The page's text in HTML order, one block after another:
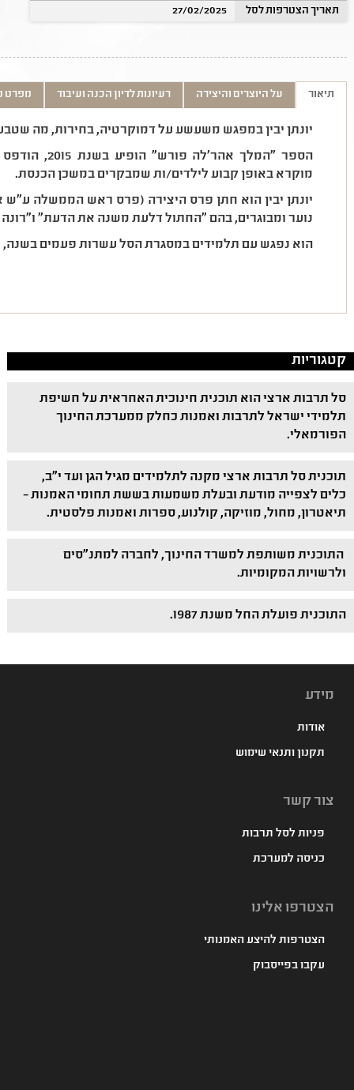
תאריך הצטרפות לסל
27/02/2025
תיאור על היוצרים והיצירה רעיונות לדיון הכנה ועיבוד מפרט
יונתן יבין במפגש משעשע על דמוקרטיה, בחירות, מה
הספר "המלך
מוקרא באופן קבוע לילדים/ות שמבקרים במשכן הכנסת.
נוער ומבוגרים, בהם "החתול דלעת משנה את הדעת"
הוא נפגש עם תלמידים במסגרת הסל עשרות פעמים
קטגוריות
סל תרבות ארצי הוא תוכנית חינוכית האחראית על חשיפת
תלמידי ישראל לתרבות ואמנות כחלק ממערכת החינוך
הפורמאלי.
תוכנית סל תרבות ארצי מקנה לתלמידים מגיל הגן ועד י"ב,
כלים לצפייה מודעת ובעלת משמעות בששת תחומי האמנות –
תיאטרון, מחול, מוזיקה, קולנוע, ספרות ואמנות פלסטית.
התוכנית משותפת למשרד החינוך, לחברה למתנ"סים
ולרשויות המקומיות.
התוכנית פועלת החל משנת 1987.
מידע
אודות
תקנון ותנאי שימוש
צור קשר
פניות לסל תרבות
כניסה למערכת
הצטרפו אלינו
הצטרפות להיצע האמנותי
עקבו בפייסבוק